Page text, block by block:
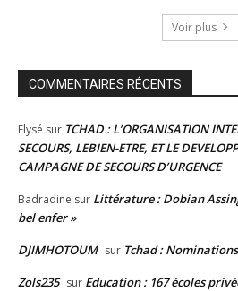
Voir plus
COMMENTAIRES RÉCENTS
Elysé sur TCHAD : L’ORGANISATION
SECOURS, LEBIEN-ETRE, ET LE
CAMPAGNE DE SECOURS D’URGENCE
Badradine sur Littérature : Dobian
bel enfer »
DJIMHOTOUM sur Tchad :
Zols235 sur Education : 167 écoles